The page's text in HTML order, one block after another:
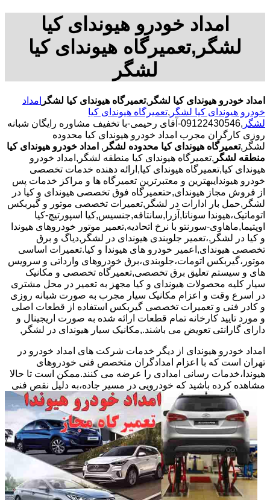
امداد خودرو هیوندای کیا
لشگر,تعمیرگاه هیوندای کیا
لشگر
امداد خودرو هیوندای کیا لشگر ,تعمیرگاه هیوندای کیا لشگر امداد
خودرو هیوندای کیا لشگر ,تعمیرگاه هیوندای کیا
لشگر
,09122430546-آقای رحیمی-با تخفیف مشاوره رایگان شبانه
روزی کارگران مجرب امداد خودرو هیوندای کیا محدوده
لشگر,تعمیرگاه هیوندای کیا محدوده لشگر , امداد خودرو هیوندای کیا
منطقه لشگر ,تعمیرگاه هیوندای کیا منطقه لشگر,امداد خودرو
هیوندای کیا,تعمیرگاه هیوندای کیا,ارائه دهنده خدمات تخصصی
خودرو هیوندایبهترین و معتبرترین تعمیرگاه ها و مراکز خدمات پس
از فروش مجاز هیوندای,حتعمیرگاه فوق تخصصی هیوندای و کیا در
لشگر,حمل بار ادارات در لشگر,تعمیرات تخصصی موتور و گیربکس
اتوماتیک،هیوندا سوناتا,آزرا,سانتافه,جنسیس,کیا اسپورتیچ-کیا
اوپتیما‌,ماهاوی-سورنتو با نرخ اتحادیه,تعمیر موتور خودروهای هیوندا
و کیا در لشگر,،تعمیر جلوبندی هیوندای در لشگر,دیاگ و برق
تخصصی هیوندای,اعمیر خودرو های هیوندا و کیا.تعمیرات اساسی
موتور،گیربکس اتومات،جلوبندی،برق خودروهای وارداتی و سرویس
های و سیستم تعلیق برق تخصصی,تعمیرگاه تخصصی و مکانیک
سیار کلیه محصولات هیوندای و کیا مجهز به تعمیر در محل مشتری
در اسرع وقت و اعزام مکانیک سیار مجرب به صورت شبانه روزی
و کادر فنی و تعمیرات تخصصی گیربکس استفاده از قطعات اصلی
و مورد تایید کارخانه تمام قطعات ارائه شده به صورت اریجینال و
دارای گارانتی تعویض می باشند.,مکانیک سیار هیوندای در لشگر,
امداد خودرو هیوندای از دیگر خدمات شرکت های امداد خودرو در
تهران است که با اعزام امدادگران متخصص فنی خودروهای
هیوندا،خدمات رسانی امدادی را عرضه می کنند.ممکن است تا حالا
مشاهده کرده باشید که خودرویی در مسیر جاده،به دلیل نقص فنی